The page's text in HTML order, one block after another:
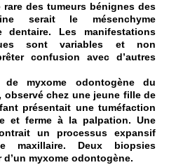
des tumeurs bénignes des
serait le mésenchyme
dentaire. Les manifestations
sont variables et non
confusion avec d’autres
myxome odontogène du
observé chez une jeune fille de
présentait une tuméfaction
et ferme à la palpation. Une
un processus expansif
maxillaire. Deux biopsies
myxome odontogène.